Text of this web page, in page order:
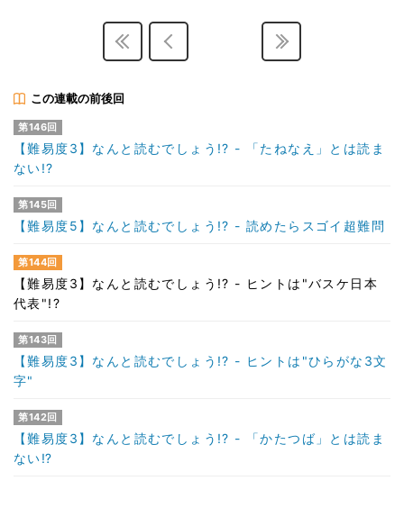
この連載の前後回
第146回
【難易度3】なんと読むでしょう!? - 「たねなえ」とは読ま
ない!?
第145回
【難易度5】なんと読むでしょう!? - 読めたらスゴイ超難問
第144回
【難易度3】なんと読むでしょう!? - ヒントは"バスケ日本
代表"!?
第143回
【難易度3】なんと読むでしょう!? - ヒントは"ひらがな3文
字"
第142回
【難易度3】なんと読むでしょう!? - 「かたつば」とは読ま
ない⁉